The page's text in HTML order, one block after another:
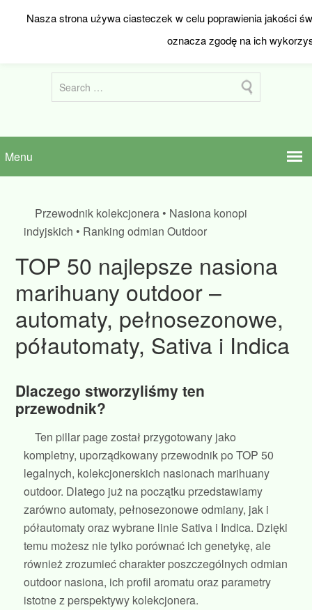
HIDEANDSEED.NL
Przewodnik kolekcjonera • Nasiona konopi
indyjskich • Ranking odmian Outdoor
TOP 50 najlepsze nasiona
marihuany outdoor –
automaty, pełnosezonowe,
półautomaty, Sativa i Indica
Dlaczego stworzyliśmy ten
przewodnik?
Ten pillar page został przygotowany jako
kompletny, uporządkowany przewodnik po TOP 50
legalnych, kolekcjonerskich nasionach marihuany
outdoor. Dlatego już na początku przedstawiamy
zarówno automaty, pełnosezonowe odmiany, jak i
półautomaty oraz wybrane linie Sativa i Indica. Dzięki
temu możesz nie tylko porównać ich genetykę, ale
również zrozumieć charakter poszczególnych odmian
outdoor nasiona, ich profil aromatu oraz parametry
istotne z perspektywy kolekcjonera.
Nasza strona używa ciasteczek w celu poprawienia jakości
oznacza zgodę na ich